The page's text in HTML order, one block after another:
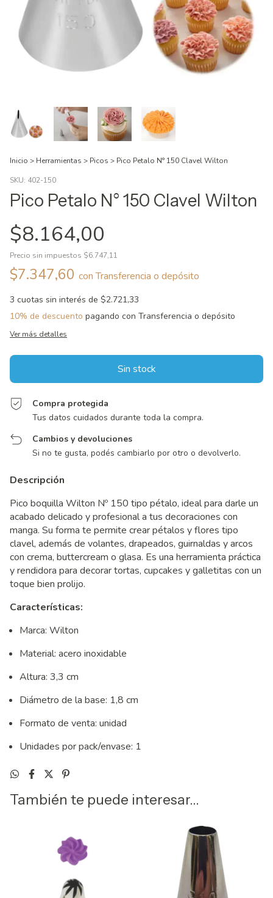
Inicio > Herramientas > Picos > Pico Petalo N° 150 Clavel Wilton
SKU: 402-150
Pico Petalo N° 150 Clavel Wilton
$8.164,00
Precio sin impuestos $6.747,11
$7.347,60 con Transferencia o depósito
3 cuotas sin interés de $2.721,33
10% de descuento pagando con Transferencia o depósito
Ver más detalles
Compra protegida
Tus datos cuidados durante toda la compra.
Cambios y devoluciones
Si no te gusta, podés cambiarlo por otro o devolverlo.
Descripción
Pico boquilla Wilton Nº 150 tipo pétalo, ideal para darle un
acabado delicado y profesional a tus decoraciones con
manga. Su forma te permite crear pétalos y flores tipo
clavel, además de volantes, drapeados, guirnaldas y arcos
con crema, buttercream o glasa. Es una herramienta práctica
y rendidora para decorar tortas, cupcakes y galletitas con un
toque bien prolijo.
Características:
Marca: Wilton
Material: acero inoxidable
Altura: 3,3 cm
Diámetro de la base: 1,8 cm
Formato de venta: unidad
Unidades por pack/envase: 1
También te puede interesar...